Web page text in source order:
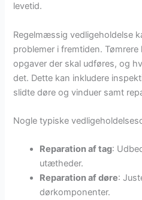
levetid.
Regelmæssig vedligeholdelse
problemer i fremtiden.
opgaver der skal udføres, og
det. Dette kan inkludere
slidte døre og vinduer samt
Nogle typiske
Reparation af tag:
utætheder.
Reparation af døre:
dørkomponenter.